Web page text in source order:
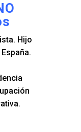
Hijo